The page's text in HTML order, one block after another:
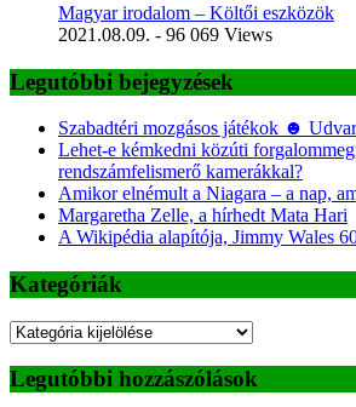
Magyar irodalom – Költői eszközök
2021.08.09. - 96 069 Views
Legutóbbi bejegyzések
Szabadtéri mozgásos játékok ☻
Lehet-e kémkedni közúti
rendszámfelismerő kamerákkal?
Amikor elnémult a Niagara – a nap,
Margaretha Zelle, a hírhedt Mata Hari
A Wikipédia alapítója, Jimmy Wales
Kategóriák
Kategóriák
Legutóbbi hozzászólások